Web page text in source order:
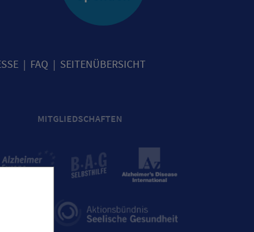
FAQ SEITENÜBERSICHT
MITGLIEDSCHAFTEN